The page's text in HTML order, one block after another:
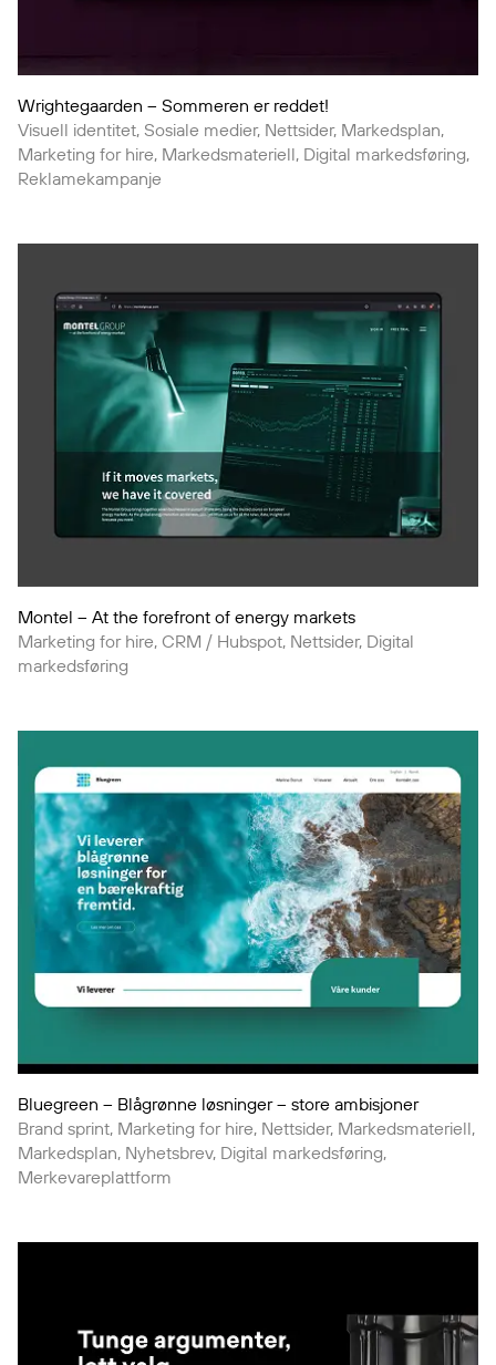
Wrightegaarden – Sommeren er reddet!
Visuell identitet, Sosiale medier, Nettsider, Markedsplan,
Marketing for hire, Markedsmateriell, Digital markedsføring,
Reklamekampanje
Montel – At the forefront of energy markets
Marketing for hire, CRM / Hubspot, Nettsider, Digital
markedsføring
Bluegreen – Blågrønne løsninger – store ambisjoner
Brand sprint, Marketing for hire, Nettsider, Markedsmateriell,
Markedsplan, Nyhetsbrev, Digital markedsføring,
Merkevareplattform